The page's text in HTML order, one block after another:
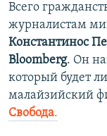
Всего
журналистам
Константинос
Bloomberg. Он
который будет
малайзийский
Свобода.